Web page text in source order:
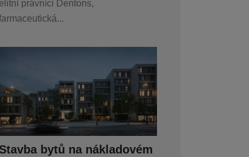
elitní právníci Dentons,
Stavba bytů na nákladovém